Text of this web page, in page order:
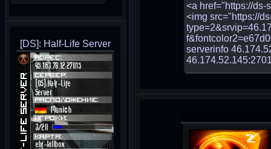
[DS]: Half-Life Server